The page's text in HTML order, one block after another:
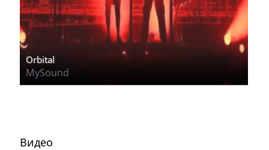
Orbital
MySound
Видео